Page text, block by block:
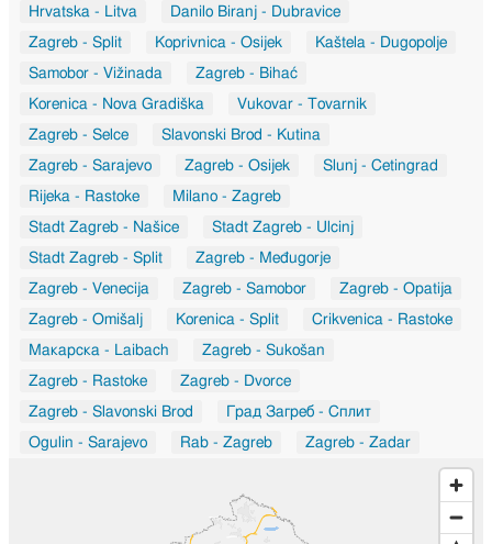
Hrvatska - Litva
Danilo Biranj - Dubravice
Zagreb - Split
Koprivnica - Osijek
Kaštela - Dugopolje
Samobor - Vižinada
Zagreb - Bihać
Korenica - Nova Gradiška
Vukovar - Tovarnik
Zagreb - Selce
Slavonski Brod - Kutina
Zagreb - Sarajevo
Zagreb - Osijek
Slunj - Cetingrad
Rijeka - Rastoke
Milano - Zagreb
Stadt Zagreb - Našice
Stadt Zagreb - Ulcinj
Stadt Zagreb - Split
Zagreb - Međugorje
Zagreb - Venecija
Zagreb - Samobor
Zagreb - Opatija
Zagreb - Omišalj
Korenica - Split
Crikvenica - Rastoke
Макарска - Laibach
Zagreb - Sukošan
Zagreb - Rastoke
Zagreb - Dvorce
Zagreb - Slavonski Brod
Град Загреб - Сплит
Ogulin - Sarajevo
Rab - Zagreb
Zagreb - Zadar
Koprivnica - Slavonski Brod
Zagreb - Našice